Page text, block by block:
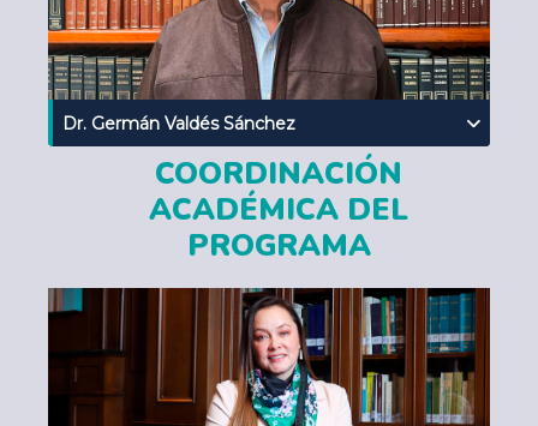
Dr. Germán Valdés Sánchez
COORDINACIÓN
ACADÉMICA DEL
PROGRAMA